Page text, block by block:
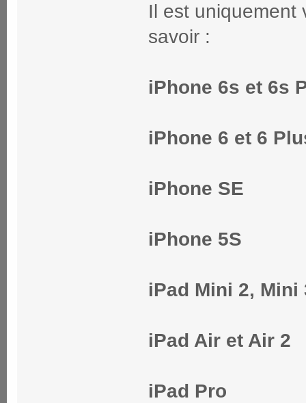
Il est
savoir :
iPhone 6s et 6s
iPhone 6 et 6
iPhone SE
iPhone 5S
iPad Mini 2, Mini
iPad Air et Air 2
iPad Pro